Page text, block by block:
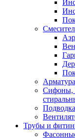
Сифоны,
Трубы и